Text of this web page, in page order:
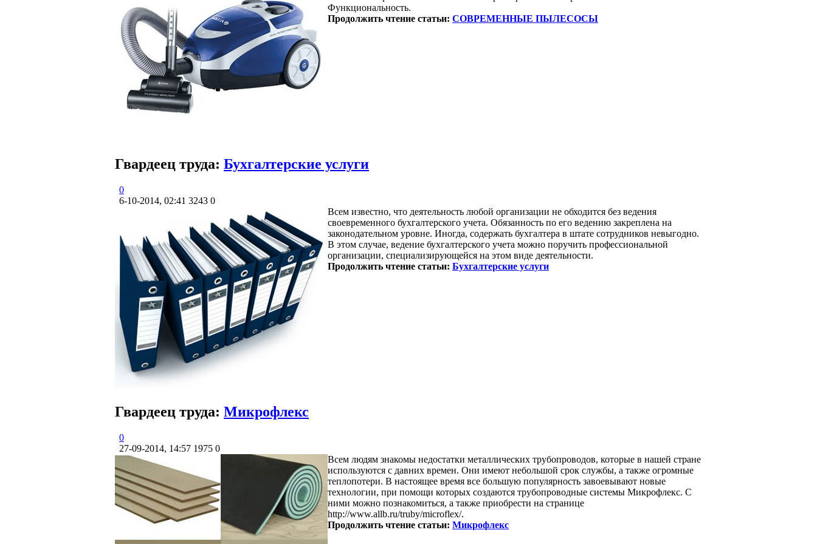
Функциональность.
Продолжить чтение статьи: СОВРЕМЕННЫЕ ПЫЛЕСОСЫ
Гвардеец труда: Бухгалтерские услуги
0
6-10-2014, 02:41 3243 0
Всем известно, что деятельность любой организации не обходится без ведения
своевременного бухгалтерского учета. Обязанность по его ведению закреплена на
законодательном уровне. Иногда, содержать бухгалтера в штате сотрудников невыгодно.
В этом случае, ведение бухгалтерского учета можно поручить профессиональной
организации, специализирующейся на этом виде деятельности.
Продолжить чтение статьи: Бухгалтерские услуги
Гвардеец труда: Микрофлекс
0
27-09-2014, 14:57 1975 0
Всем людям знакомы недостатки металлических трубопроводов, которые в нашей стране
используются с давних времен. Они имеют небольшой срок службы, а также огромные
теплопотери. В настоящее время все большую популярность завоевывают новые
технологии, при помощи которых создаются трубопроводные системы Микрофлекс. С
ними можно познакомиться, а также приобрести на странице
http://www.allb.ru/truby/microflex/.
Продолжить чтение статьи: Микрофлекс